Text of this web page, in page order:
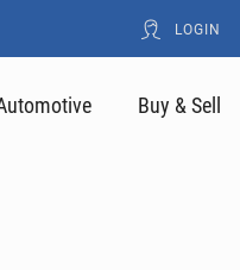
LOGIN
Buy & Sell